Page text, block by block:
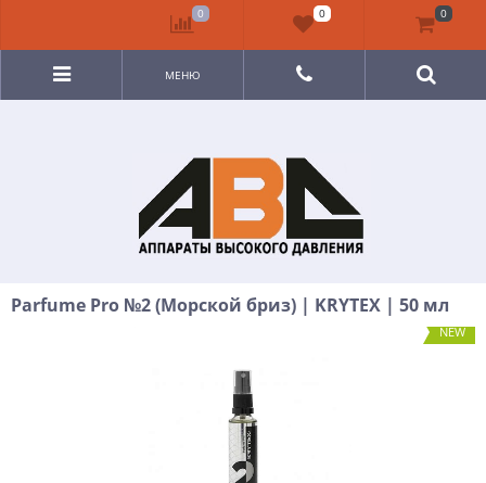
МЕНЮ
Parfume Pro №2 (Морской бриз) | KRYTEX | 50 мл
NEW
0 0 0